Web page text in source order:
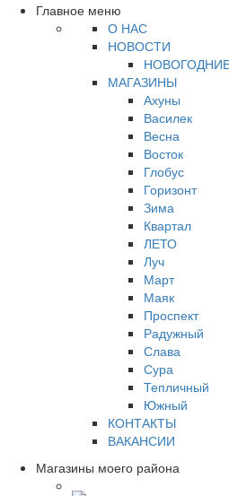
Главное меню
О НАС
НОВОСТИ
МАГАЗИНЫ
Ахуны
Василек
Весна
Восток
Глобус
Горизонт
Зима
Квартал
ЛЕТО
Луч
Март
Маяк
Проспект
Радужный
Слава
Сура
Тепличный
Южный
КОНТАКТЫ
ВАКАНСИИ
Магазины моего района